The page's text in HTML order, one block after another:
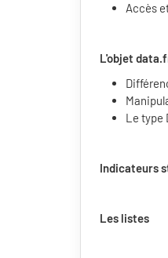
Accès
L'objet
Le type
Indicateurs
Les listes